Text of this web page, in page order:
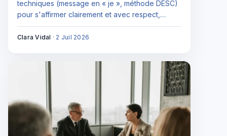
techniques (message en « je », méthode DESC)
pour s'affirmer clairement et avec respect,
surtout au travail.
Clara Vidal · 2 Juil 2026